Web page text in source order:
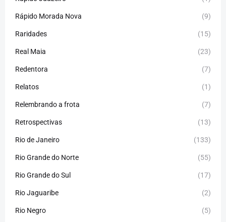
Rápido Morada Nova (9)
Raridades (15)
Real Maia (23)
Redentora (7)
Relatos (1)
Relembrando a frota (7)
Retrospectivas (13)
Rio de Janeiro (133)
Rio Grande do Norte (55)
Rio Grande do Sul (17)
Rio Jaguaribe (2)
Rio Negro (5)